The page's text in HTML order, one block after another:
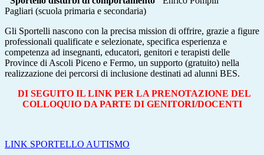
Pagliari (scuola primaria e secondaria)
Gli Sportelli nascono con la precisa mission di offrire, grazie a figure
professionali qualificate e selezionate, specifica esperienza e
competenza ad insegnanti, educatori, genitori e terapisti delle
Province di Ascoli Piceno e Fermo, un supporto (gratuito) nella
realizzazione dei percorsi di inclusione destinati ad alunni BES.
DI SEGUITO IL LINK PER LA PRENOTAZIONE DEL
COLLOQUIO DA PARTE DI GENITORI/DOCENTI
LINK SPORTELLO AUTISMO